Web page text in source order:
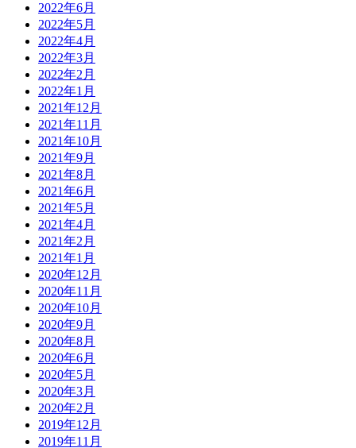
2022年6月
2022年5月
2022年4月
2022年3月
2022年2月
2022年1月
2021年12月
2021年11月
2021年10月
2021年9月
2021年8月
2021年6月
2021年5月
2021年4月
2021年2月
2021年1月
2020年12月
2020年11月
2020年10月
2020年9月
2020年8月
2020年6月
2020年5月
2020年3月
2020年2月
2019年12月
2019年11月